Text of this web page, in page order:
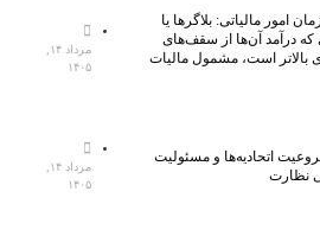
امور مالیاتی: بلاگر‌ها یا
که درآمد آن‌ها از سقف‌های
بالاتر است، مشمول مالیات
۱۴۰۵
اتحادیه‌ها و مسئولیت
نظارت
۱۴۰۵